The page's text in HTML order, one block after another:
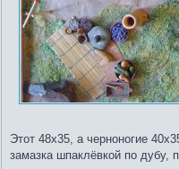
Этот 48х35, а черноногие
замазка шпаклёвкой по дубу,